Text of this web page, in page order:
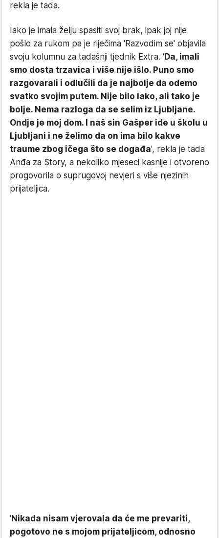
rekla je tada.
Iako je imala želju spasiti svoj brak, ipak joj nije
pošlo za rukom pa je riječima 'Razvodim se' objavila
svoju kolumnu za tadašnji tjednik Extra. 'Da, imali
smo dosta trzavica i više nije išlo. Puno smo
razgovarali i odlučili da je najbolje da odemo
svatko svojim putem. Nije bilo lako, ali tako je
bolje. Nema razloga da se selim iz Ljubljane.
Ondje je moj dom. I naš sin Gašper ide u školu u
Ljubljani i ne želimo da on ima bilo kakve
traume zbog ičega što se događa', rekla je tada
Anđa za Story, a nekoliko mjeseci kasnije i otvoreno
progovorila o suprugovoj nevjeri s više njezinih
prijateljica.
'Nikada nisam vjerovala da će me prevariti,
pogotovo ne s mojom prijateljicom, odnosno